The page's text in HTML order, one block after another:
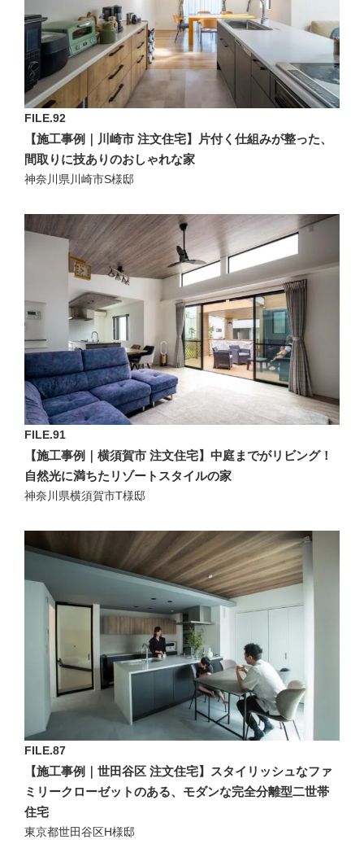
FILE.92
【施工事例｜川崎市 注文住宅】片付く仕組みが整った、
間取りに技ありのおしゃれな家
神奈川県川崎市S様邸
FILE.91
【施工事例｜横須賀市 注文住宅】中庭までがリビング！
自然光に満ちたリゾートスタイルの家
神奈川県横須賀市T様邸
FILE.87
【施工事例｜世田谷区 注文住宅】スタイリッシュなファ
ミリークローゼットのある、モダンな完全分離型二世帯
住宅
東京都世田谷区H様邸